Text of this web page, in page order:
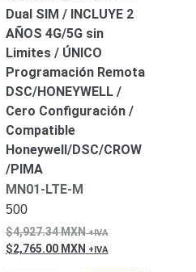
Dual SIM / INCLUYE 2
AÑOS 4G/5G sin
Limites / ÚNICO
Programación Remota
DSC/HONEYWELL /
Cero Configuración /
Compatible
Honeywell/DSC/CROW
/PIMA
MN01-LTE-M
500
4,927.34MXN
2,765.00 MXN